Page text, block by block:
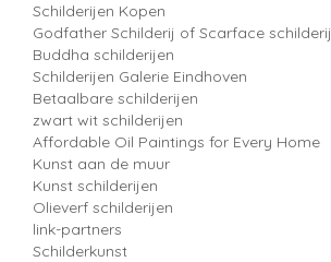
Schilderijen Kopen
Godfather Schilderij of Scarface schilderij
Buddha schilderijen
Schilderijen Galerie Eindhoven
Betaalbare schilderijen
zwart wit schilderijen
Affordable Oil Paintings for Every Home
Kunst aan de muur
Kunst schilderijen
Olieverf schilderijen
link-partners
Schilderkunst